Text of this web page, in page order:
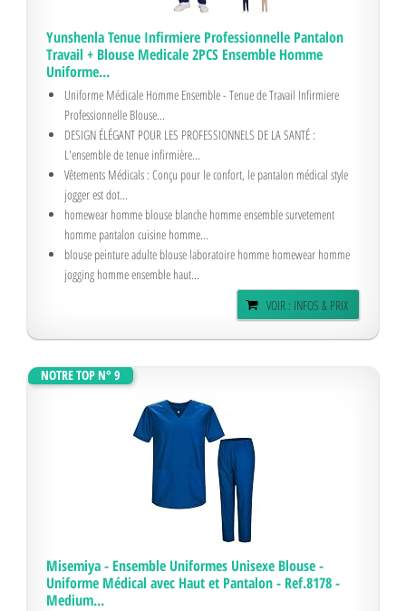
Yunshenla Tenue Infirmiere Professionnelle Pantalon
Travail + Blouse Medicale 2PCS Ensemble Homme
Uniforme...
Uniforme Médicale Homme Ensemble - Tenue de Travail Infirmiere
Professionnelle Blouse...
DESIGN ÉLÉGANT POUR LES PROFESSIONNELS DE LA SANTÉ :
L'ensemble de tenue infirmière...
Vêtements Médicals : Conçu pour le confort, le pantalon médical style
jogger est dot...
homewear homme blouse blanche homme ensemble survetement
homme pantalon cuisine homme...
blouse peinture adulte blouse laboratoire homme homewear homme
jogging homme ensemble haut...
VOIR : INFOS & PRIX
NOTRE TOP N° 9
Misemiya - Ensemble Uniformes Unisexe Blouse -
Uniforme Médical avec Haut et Pantalon - Ref.8178 -
Medium...